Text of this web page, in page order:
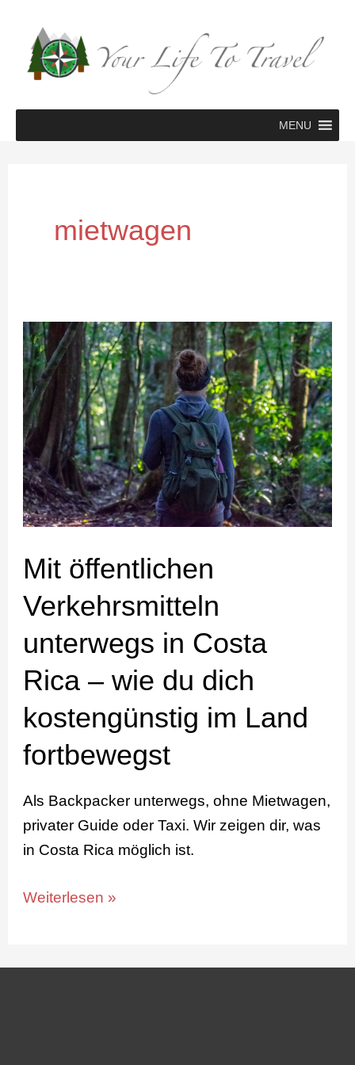
Inhalt
springen
MENU
mietwagen
Mit öffentlichen
Verkehrsmitteln
unterwegs in Costa
Rica – wie du dich
kostengünstig im Land
fortbewegst
Als Backpacker unterwegs, ohne Mietwagen,
privater Guide oder Taxi. Wir zeigen dir, was
in Costa Rica möglich ist.
Mit
öffentlichen
Verkehrsmitteln
unterwegs
in
Costa
Rica
–
wie
dich
kostengünstig
Land
fortbewegst
Weiterlesen »